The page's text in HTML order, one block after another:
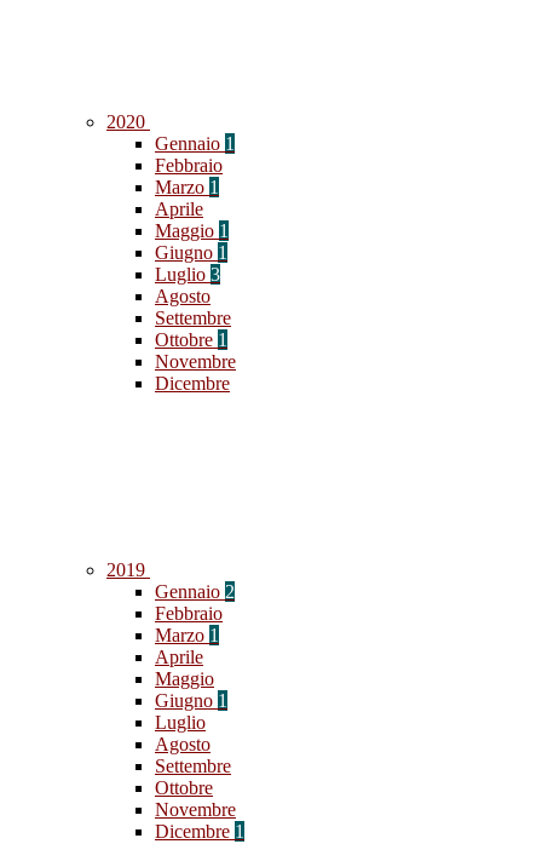
2020
Gennaio 1
Febbraio
Marzo 1
Aprile
Maggio 1
Giugno 1
Luglio 3
Agosto
Settembre
Ottobre 1
Novembre
Dicembre
2019
Gennaio 2
Febbraio
Marzo 1
Aprile
Maggio
Giugno 1
Luglio
Agosto
Settembre
Ottobre
Novembre
Dicembre 1